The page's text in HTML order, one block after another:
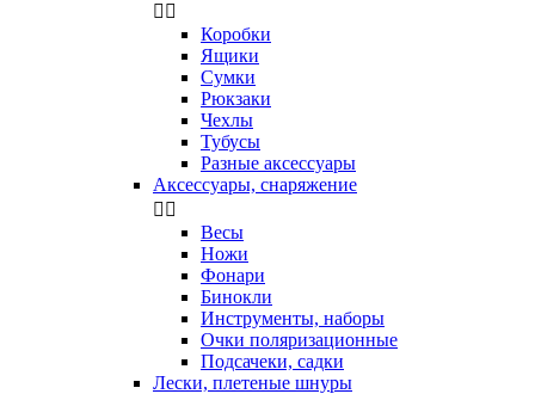
 
Коробки
Ящики
Сумки
Рюкзаки
Чехлы
Тубусы
Разные аксессуары
Аксессуары, снаряжение
 
Весы
Ножи
Фонари
Бинокли
Инструменты, наборы
Очки поляризационные
Подсачеки, садки
Лески, плетеные шнуры